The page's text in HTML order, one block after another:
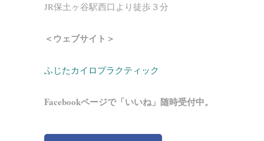
JR保土ヶ谷駅西口より徒歩３分
＜ウェブサイト＞
ふじたカイロプラクティック
Facebookページで「いいね」随時受付中。